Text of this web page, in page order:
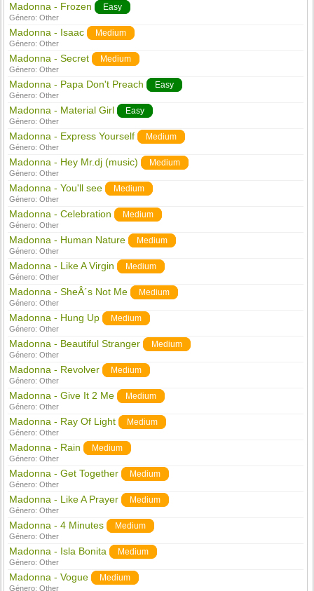
Madonna - Frozen Easy
Género:Other
Madonna - Isaac Medium
Género:Other
Madonna - Secret Medium
Género:Other
Madonna - Papa Don't Preach Easy
Género:Other
Madonna - Material Girl Easy
Género:Other
Madonna - Express Yourself Medium
Género:Other
Madonna - Hey Mr.dj (music) Medium
Género:Other
Madonna - You'll see Medium
Género:Other
Madonna - Celebration Medium
Género:Other
Madonna - Human Nature Medium
Género:Other
Madonna - Like A Virgin Medium
Género:Other
Madonna - SheÂ´s Not Me Medium
Género:Other
Madonna - Hung Up Medium
Género:Other
Madonna - Beautiful Stranger Medium
Género:Other
Madonna - Revolver Medium
Género:Other
Madonna - Give It 2 Me Medium
Género:Other
Madonna - Ray Of Light Medium
Género:Other
Madonna - Rain Medium
Género:Other
Madonna - Get Together Medium
Género:Other
Madonna - Like A Prayer Medium
Género:Other
Madonna - 4 Minutes Medium
Género:Other
Madonna - Isla Bonita Medium
Género:Other
Madonna - Vogue Medium
Género:Other